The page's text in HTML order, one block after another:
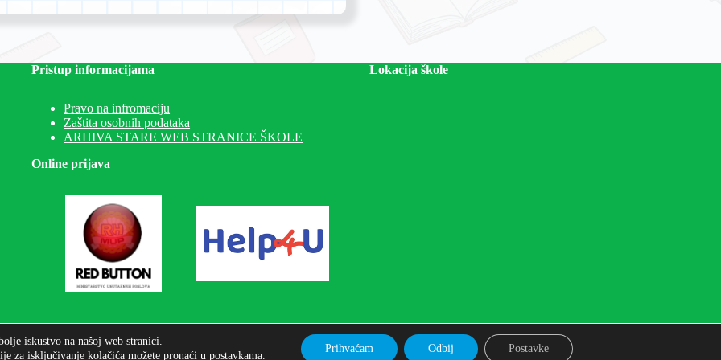
Pristup informacijama
Pravo na infromaciju
Zaštita osobnih podataka
ARHIVA STARE WEB STRANICE ŠKOLE
Online prijava
Lokacija škole
iskustvo na našoj web stranici.
za isključivanje kolačića možete pronaći u postavkama.
Prihvaćam Odbij Postavke